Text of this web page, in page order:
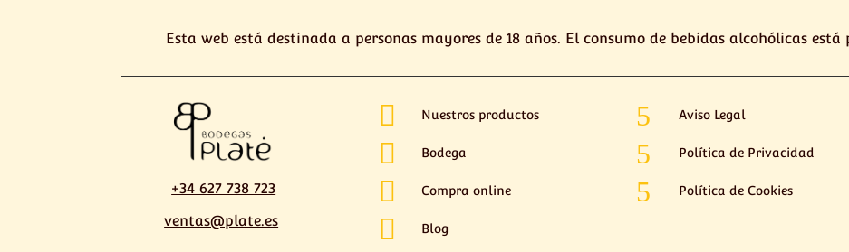
Esta web está destinada a personas mayores de 18 años. El consumo de bebidas alcohólicas
+34 627 738 723
ventas@plate.es
 Nuestros productos
 Bodega
 Compra online
 Blog
5 Aviso Legal
5 Política de Privacidad
5 Política de Cookies